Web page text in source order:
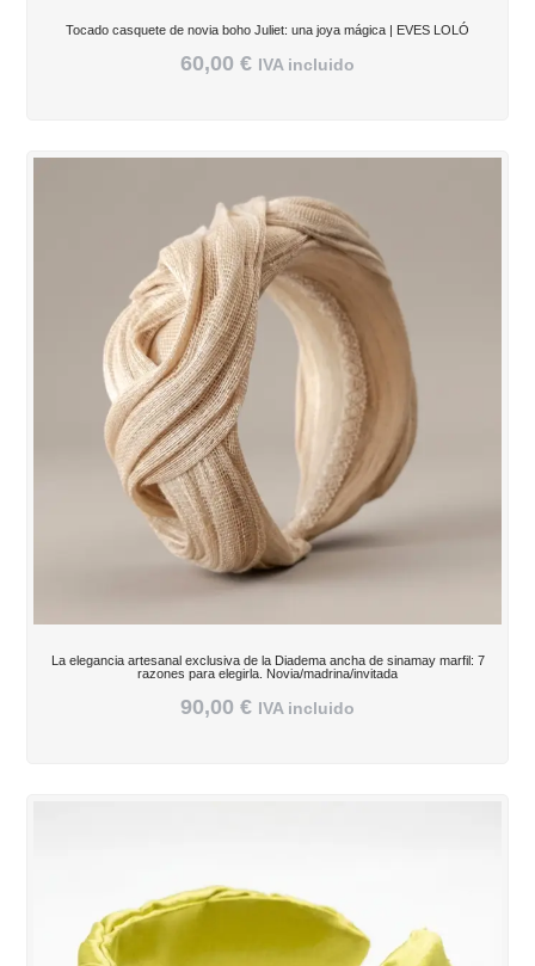
Tocado casquete de novia boho Juliet: una joya mágica | EVES LOLÓ
60,00 € IVA incluido
La elegancia artesanal exclusiva de la Diadema ancha de sinamay marfil: 7
razones para elegirla. Novia/madrina/invitada
90,00 € IVA incluido